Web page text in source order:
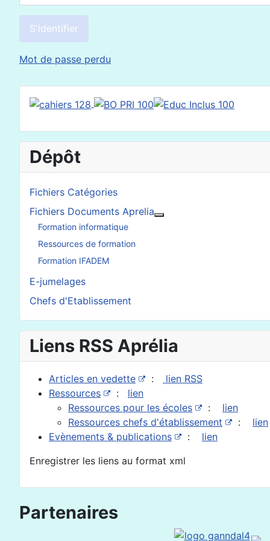
S'identifier
Mot de passe perdu
Dépôt
Fichiers Catégories
Fichiers Documents Aprelia
Formation informatique
Ressources de formation
Formation IFADEM
E-jumelages
Chefs d'Etablissement
Liens RSS Aprélia
Articles en vedette :
lien RSS
Ressources
: lien
Ressources pour les écoles
: lien
Ressources chefs d'établissement
: lien
Evènements & publications
: lien
Enregistrer les liens au format xml
Partenaires